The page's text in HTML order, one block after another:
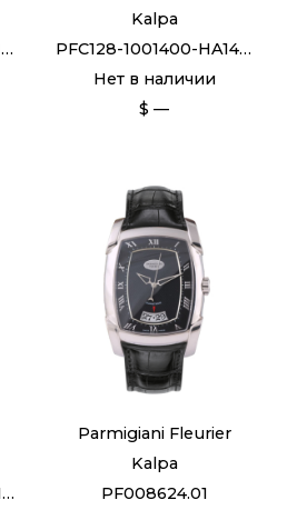
PFC267-1200300-HA1441
Kalpa
PFC128-1001400-HA1441
Нет в наличии
$ —
PFC128-0000100-HC1442
Parmigiani Fleurier
Kalpa
PF008624.01